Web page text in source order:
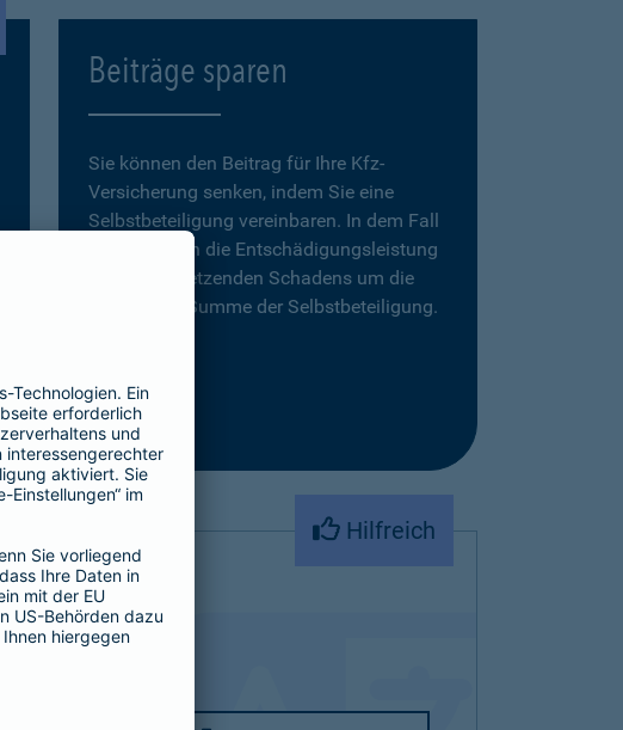
Beiträge sparen
Sie können den Beitrag für Ihre Kfz-
Versicherung senken, indem Sie eine
Selbstbeteiligung vereinbaren. In dem Fall
reduziert sich die Entschädigungsleistung
eines zu ersetzenden Schadens um die
vereinbarte Summe der Selbstbeteiligung.
Hilfreich